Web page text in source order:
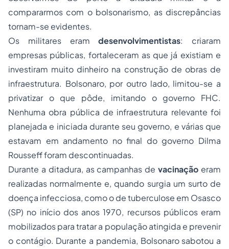
compararmos com o bolsonarismo, as discrepâncias
tornam-se evidentes.
Os militares eramdesenvolvimentistas: criaram
empresas públicas, fortaleceram as que já existiam e
investiram muito dinheiro na construção de obras de
infraestrutura. Bolsonaro, por outro lado, limitou-se a
privatizar o que pôde, imitando o governo FHC.
Nenhuma obra pública de infraestrutura relevante foi
planejada e iniciada durante seu governo, e várias que
estavam em andamento no final do governo Dilma
Rousseff foram descontinuadas.
Durante a ditadura, as campanhas devacinação eram
realizadas normalmente e, quando surgia um surto de
doença infecciosa, como o de tuberculose em Osasco
(SP) no início dos anos 1970, recursos públicos eram
mobilizados para tratar a população atingida e prevenir
o contágio. Durante a pandemia, Bolsonaro sabotou a